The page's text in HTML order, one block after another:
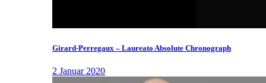
Girard-Perregaux – Laureato Absolute Chronograph
2 Januar 2020